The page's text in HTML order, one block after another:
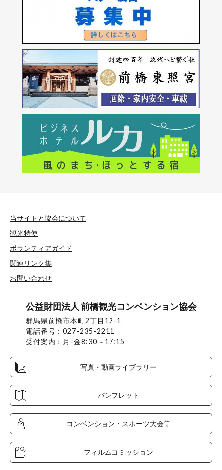
当サイトと協会について
観光特使
ボランティアガイド
関連リンク集
お問い合わせ
公益財団法人 前橋観光コンベンション協会
群馬県前橋市本町2丁目12-1
電話番号：027-235-2211
受付案内：月-金8:30～17:15
写真・動画ライブラリー
パンフレット
コンベンション・スポーツ大会等
フィルムコミッション